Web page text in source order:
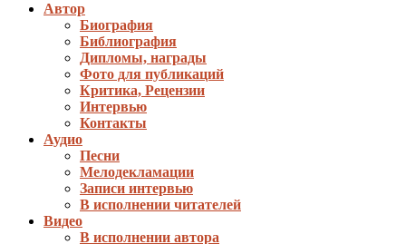
Автор
Биография
Библиография
Дипломы, награды
Фото для публикаций
Критика, Рецензии
Интервью
Контакты
Аудио
Песни
Мелодекламации
Записи интервью
В исполнении читателей
Видео
В исполнении автора